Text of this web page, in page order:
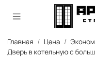
Главная Цена
Эконом
Дверь в котельную с